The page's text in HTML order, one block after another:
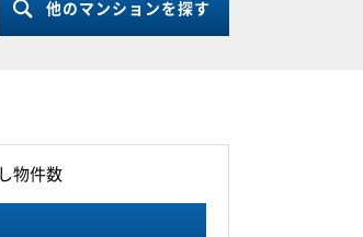
他のマンションを探す
物件数